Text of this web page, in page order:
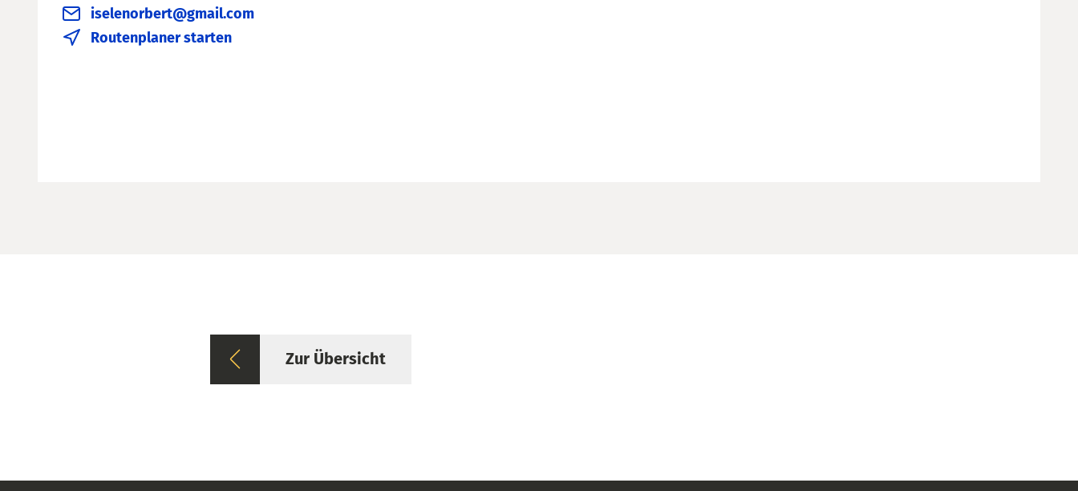
iselenorbert@gmail.com
Routenplaner starten
Zur Übersicht